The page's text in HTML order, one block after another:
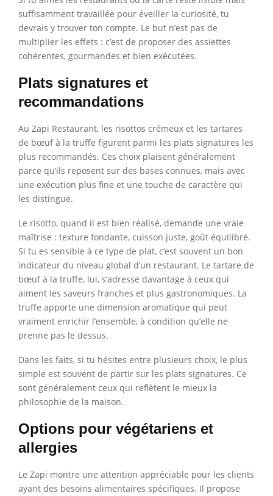
suffisamment travaillée pour éveiller la curiosité, tu
devrais y trouver ton compte. Le but n’est pas de
multiplier les effets : c’est de proposer des assiettes
cohérentes, gourmandes et bien exécutées.
Plats signatures et
recommandations
Au Zapi Restaurant, les risottos crémeux et les tartares
de bœuf à la truffe figurent parmi les plats signatures les
plus recommandés. Ces choix plaisent généralement
parce qu’ils reposent sur des bases connues, mais avec
une exécution plus fine et une touche de caractère qui
les distingue.
Le risotto, quand il est bien réalisé, demande une vraie
maîtrise : texture fondante, cuisson juste, goût équilibré.
Si tu es sensible à ce type de plat, c’est souvent un bon
indicateur du niveau global d’un restaurant. Le tartare de
bœuf à la truffe, lui, s’adresse davantage à ceux qui
aiment les saveurs franches et plus gastronomiques. La
truffe apporte une dimension aromatique qui peut
vraiment enrichir l’ensemble, à condition qu’elle ne
prenne pas le dessus.
Dans les faits, si tu hésites entre plusieurs choix, le plus
simple est souvent de partir sur les plats signatures. Ce
sont généralement ceux qui reflètent le mieux la
philosophie de la maison.
Options pour végétariens et
allergies
Le Zapi montre une attention appréciable pour les clients
ayant des besoins alimentaires spécifiques. Il propose